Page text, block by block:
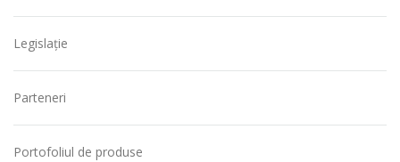
Legislație
Parteneri
Portofoliul de produse